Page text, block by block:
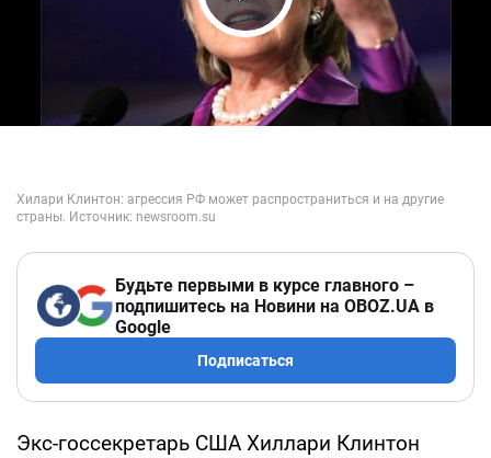
Play Video
Будьте первыми в курсе главного –
подпишитесь на Новини на OBOZ.UA в
Google
Подписаться
Экс-госсекретарь США Хиллари Клинтон